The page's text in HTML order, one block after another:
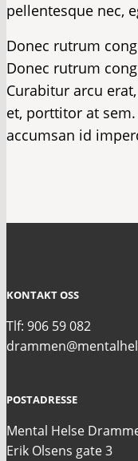
pellentesque nec,
Donec rutrum
Donec rutrum
Curabitur arcu
et, porttitor at
accumsan id
KONTAKT OSS
Tlf: 906 59 082
POSTADRESSE
Mental Helse
Erik Olsens gate 3